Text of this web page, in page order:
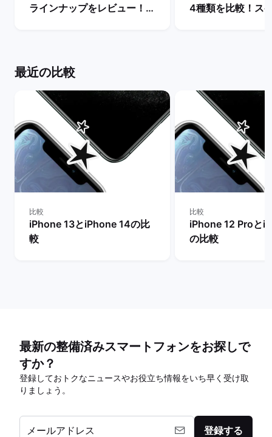
ラインナップをレビュー！
4種類を比較！ス
最近の比較
比較
iPhone 13とiPhone 14の比
較
比較
iPhone 12 Proと
の比較
最新の整備済みスマートフォンをお探しで
すか？
登録しておトクなニュースやお役立ち情報をいち早く受け取
りましょう。
メールアドレス 登録する